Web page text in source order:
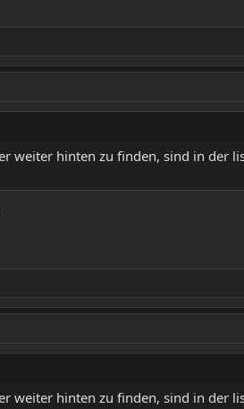
weiter hinten zu finden, sind in der
weiter hinten zu finden, sind in der